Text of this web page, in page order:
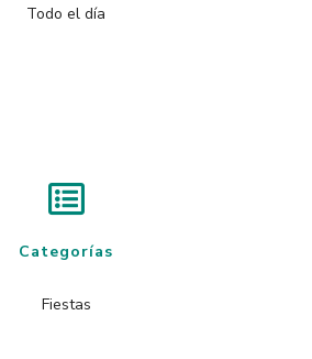
Todo el día
Categorías
Fiestas